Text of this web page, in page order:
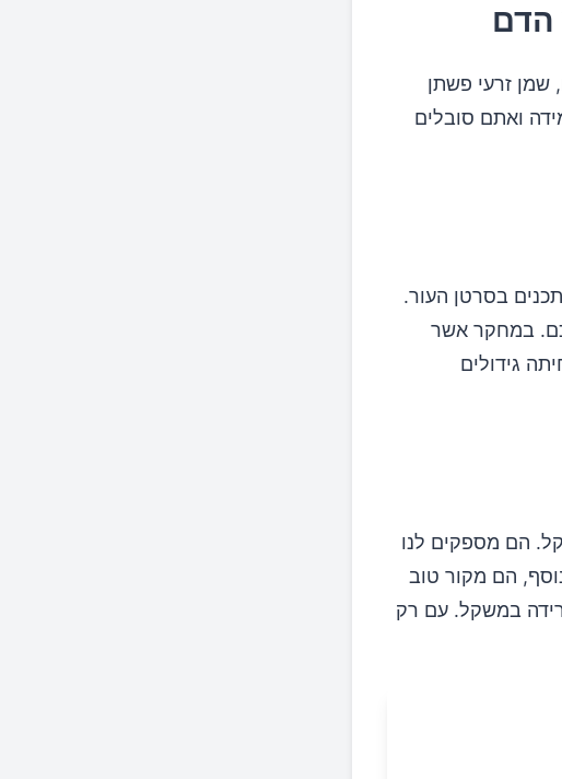
שמן זרעי פשתן
ואתם סובלים
בסרטן העור.
במחקר אשר
גידולים
הם מספקים לנו
הם מקור טוב
לירידה במשקל. עם רק